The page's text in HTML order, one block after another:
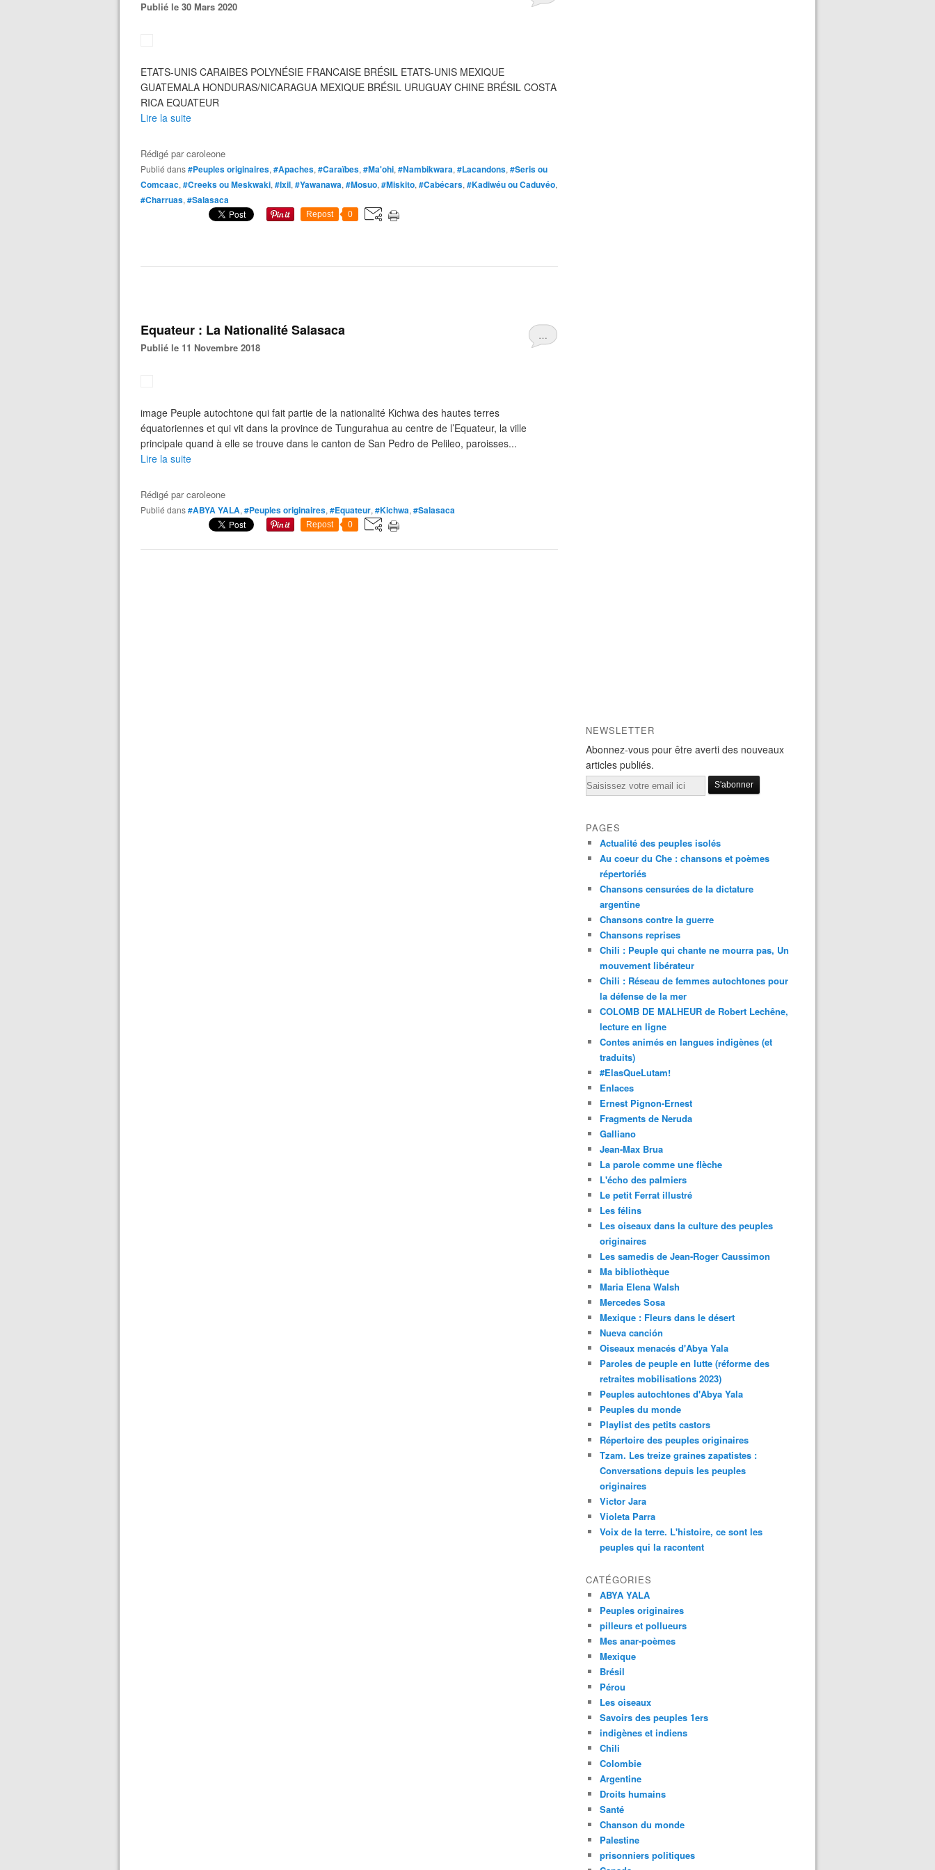
Publié le 30 Mars 2020
ETATS-UNIS CARAIBES POLYNÉSIE FRANCAISE BRÉSIL ETATS-UNIS MEXIQUE
GUATEMALA HONDURAS/NICARAGUA MEXIQUE BRÉSIL URUGUAY CHINE BRÉSIL COSTA
RICA EQUATEUR
Lire la suite
Rédigé parcaroleone
Publié dans#Peuples originaires, #Apaches, #Caraïbes, #Ma'ohi, #Nambikwara, #Lacandons, #Seris ou
Comcaac, #Creeks ou Meskwaki, #Ixil, #Yawanawa, #Mosuo, #Miskito, #Cabécars, #Kadiwéu ou Caduvéo,
#Charruas, #Salasaca
Repost 0
…
Equateur : La Nationalité Salasaca
Publié le 11 Novembre 2018
image Peuple autochtone qui fait partie de la nationalité Kichwa des hautes terres
équatoriennes et qui vit dans la province de Tungurahua au centre de l’Equateur, la ville
principale quand à elle se trouve dans le canton de San Pedro de Pelileo, paroisses...
Lire la suite
Rédigé parcaroleone
Publié dans#ABYA YALA, #Peuples originaires, #Equateur, #Kichwa, #Salasaca
Repost 0
NEWSLETTER
Abonnez-vous pour être averti des nouveaux
articles publiés.
Email
PAGES
Actualité des peuples isolés
Au coeur du Che : chansons et poèmes
répertoriés
Chansons censurées de la dictature
argentine
Chansons contre la guerre
Chansons reprises
Chili : Peuple qui chante ne mourra pas, Un
mouvement libérateur
Chili : Réseau de femmes autochtones pour
la défense de la mer
COLOMB DE MALHEUR de Robert Lechêne,
lecture en ligne
Contes animés en langues indigènes (et
traduits)
#ElasQueLutam!
Enlaces
Ernest Pignon-Ernest
Fragments de Neruda
Galliano
Jean-Max Brua
La parole comme une flèche
L'écho des palmiers
Le petit Ferrat illustré
Les félins
Les oiseaux dans la culture des peuples
originaires
Les samedis de Jean-Roger Caussimon
Ma bibliothèque
Maria Elena Walsh
Mercedes Sosa
Mexique : Fleurs dans le désert
Nueva canción
Oiseaux menacés d'Abya Yala
Paroles de peuple en lutte (réforme des
retraites mobilisations 2023)
Peuples autochtones d'Abya Yala
Peuples du monde
Playlist des petits castors
Répertoire des peuples originaires
Tzam. Les treize graines zapatistes :
Conversations depuis les peuples
originaires
Victor Jara
Violeta Parra
Voix de la terre. L'histoire, ce sont les
peuples qui la racontent
CATÉGORIES
ABYA YALA
Peuples originaires
pilleurs et pollueurs
Mes anar-poèmes
Mexique
Brésil
Pérou
Les oiseaux
Savoirs des peuples 1ers
indigènes et indiens
Chili
Colombie
Argentine
Droits humains
Santé
Chanson du monde
Palestine
prisonniers politiques